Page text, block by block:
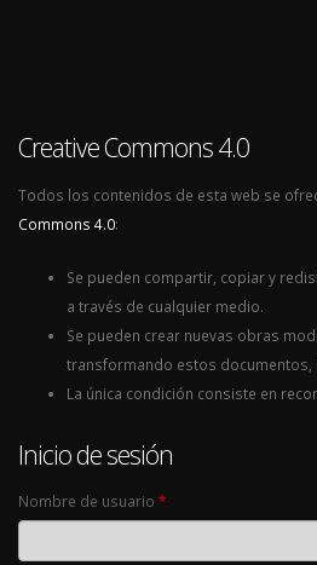
Creative Commons 4.0
Todos los contenidos de esta web se
Commons 4.0:
Se pueden compartir, copiar y
a través de cualquier medio.
Se pueden crear nuevas obras
transformando estos documentos,
La única condición consiste en
Inicio de sesión
Nombre de usuario *